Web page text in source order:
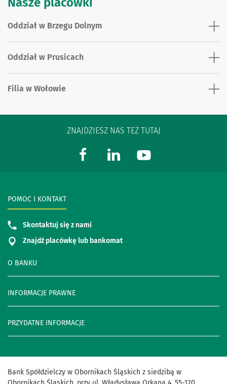
Oddział w Brzegu Dolnym
Oddział w Prusicach
Filia w Wołowie
ZNAJDZIESZ NAS TEŻ TUTAJ
O BANKU
INFORMACJE PRAWNE
PRZYDATNE INFORMACJE
POMOC I KONTAKT
Skontaktuj się z nami
Znajdź placówkę lub bankomat
Bank Spółdzielczy w Obornikach Śląskich z siedzibą w